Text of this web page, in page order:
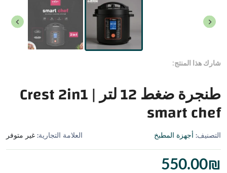
شارك هذا المنتج:
طنجرة ضغط 12 لتر | Crest 2in1
smart chef
التصنيف:أجهزة المطبخ العلامة التجارية:غير متوفر
550.00₪